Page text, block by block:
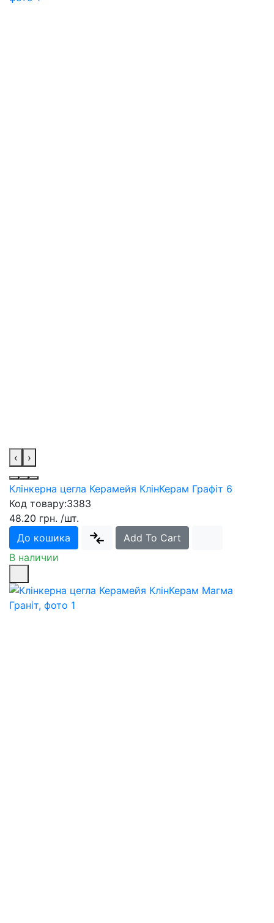
‹ ›
Клінкерна цегла Керамейя КлінКерам Графіт 6
Код товару:3383
48.20 грн. /шт.
До кошика
Add To Cart
В наличии